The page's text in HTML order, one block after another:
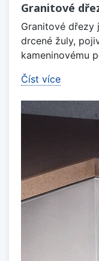
Granitové
Granitové dřezy
drcené žuly,
kameninovému
Číst více